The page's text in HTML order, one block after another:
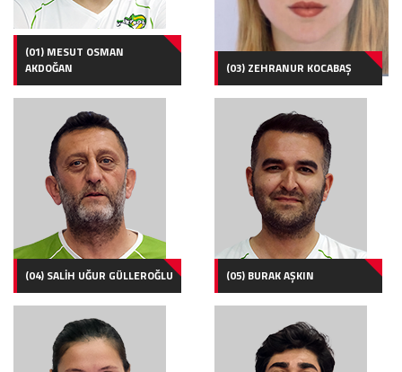
(01) MESUT OSMAN
AKDOĞAN
(03) ZEHRANUR KOCABAŞ
(04) SALİH UĞUR GÜLLEROĞLU (05) BURAK AŞKIN